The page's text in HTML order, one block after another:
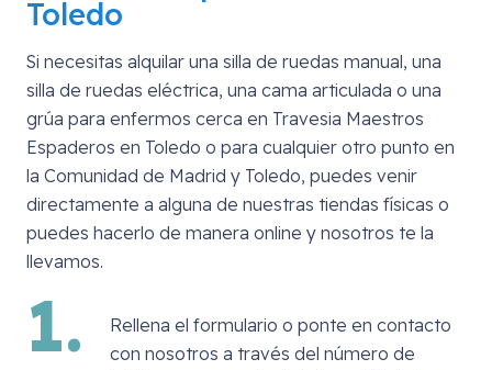
Toledo
Si necesitas alquilar una silla de ruedas manual, una
silla de ruedas eléctrica, una cama articulada o una
grúa para enfermos cerca en Travesia Maestros
Espaderos en Toledo o para cualquier otro punto en
la Comunidad de Madrid y Toledo, puedes venir
directamente a alguna de nuestras tiendas físicas o
puedes hacerlo de manera online y nosotros te la
llevamos.
1.
Rellena el formulario o ponte en contacto
con nosotros a través del número de